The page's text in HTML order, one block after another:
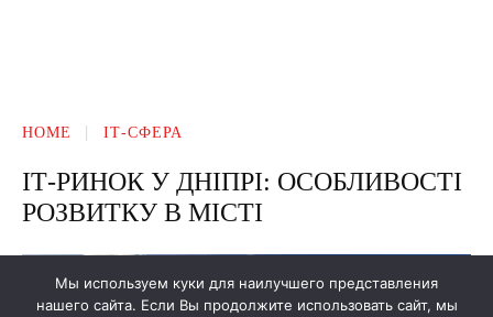
Мы используем куки для наилучшего представления
нашего сайта. Если Вы продолжите использовать сайт, мы